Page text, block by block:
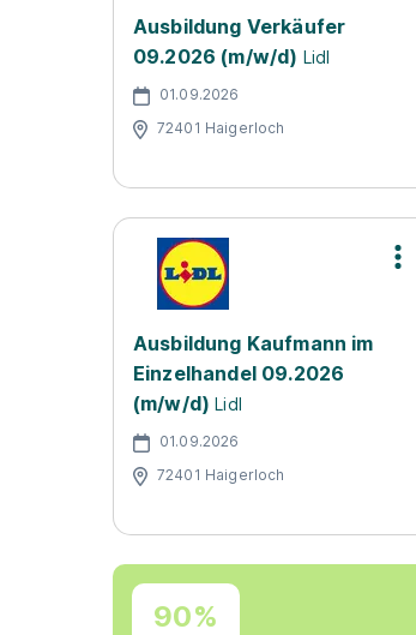
Ausbildung Verkäufer
09.2026 (m/w/d) Lidl
01.09.2026
72401 Haigerloch
Ausbildung Kaufmann im
Einzelhandel 09.2026
(m/w/d) Lidl
01.09.2026
72401 Haigerloch
90%